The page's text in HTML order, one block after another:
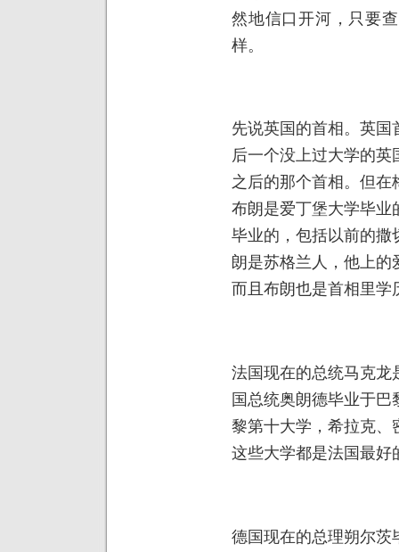
然地信口开河，只要
样。
先说英国的首相。英
后一个没上过大学的
之后的那个首相。但
布朗是爱丁堡大学毕业
毕业的，包括以前的撒
朗是苏格兰人，他上
而且布朗也是首相里学
法国现在的总统马克龙
国总统奥朗德毕业于
黎第十大学，希拉克、
这些大学都是法国最好
德国现在的总理朔尔茨